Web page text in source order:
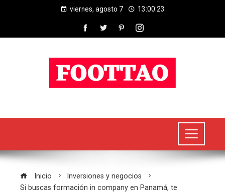
viernes, agosto 7 13:00:24
Inicio
Inversiones y negocios
Si buscas formación in company en Panamá, te